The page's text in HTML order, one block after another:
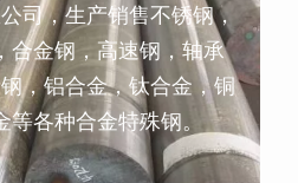
司，生产销售不锈钢，
合金钢，高速钢，轴承
，铝合金，钛合金，铜
等各种合金特殊钢。